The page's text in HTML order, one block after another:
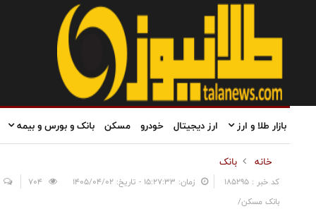
بازار طلا و ارز ارز دیجیتال خودرو مسکن بانک و بورس و بیمه
خانه بانک
کد خبر : 185295 زمان: ۱۵:۲۷:۳۳ - تاریخ: ۱۴۰۵/۰۴/۰۲
بانک مسکن/